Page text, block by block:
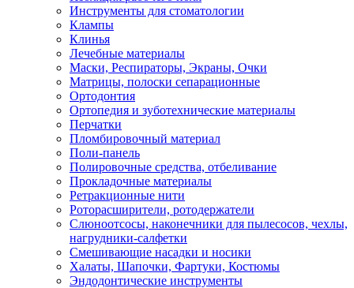
Инструменты для стоматологии
Клампы
Клинья
Лечебные материалы
Маски, Респираторы, Экраны, Очки
Матрицы, полоски сепарационные
Ортодонтия
Ортопедия и зуботехнические материалы
Перчатки
Пломбировочный материал
Поли-панель
Полировочные средства, отбеливание
Прокладочные материалы
Ретракционные нити
Роторасширители, ротодержатели
Слюноотсосы, наконечники для пылесосов, чехлы,
нагрудники-салфетки
Смешивающие насадки и носики
Халаты, Шапочки, Фартуки, Костюмы
Эндодонтические инструменты